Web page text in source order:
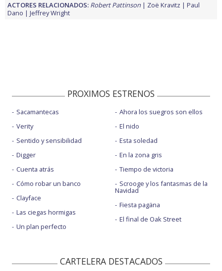
ACTORES RELACIONADOS: Robert Pattinson Zoë Kravitz
Paul
Dano
Jeffrey Wright
PROXIMOS ESTRENOS
Sacamantecas
Verity
Sentido y sensibilidad
Digger
Cuenta atrás
Cómo robar un banco
Clayface
Las ciegas hormigas
Un plan perfecto
Ahora los suegros son ellos
El nido
Esta soledad
En la zona gris
Tiempo de victoria
Scrooge y los fantasmas de la
Navidad
Fiesta pagäna
El final de Oak Street
CARTELERA DESTACADOS